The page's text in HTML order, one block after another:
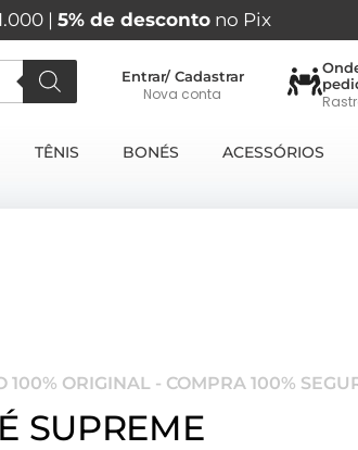
| 5% de descontono Pix
Entrar/ Cadastrar
Nova conta
TÊNIS BONÉS ACESSÓRIOS
100% ORIGINAL - COMPRA 100%
SUPREME